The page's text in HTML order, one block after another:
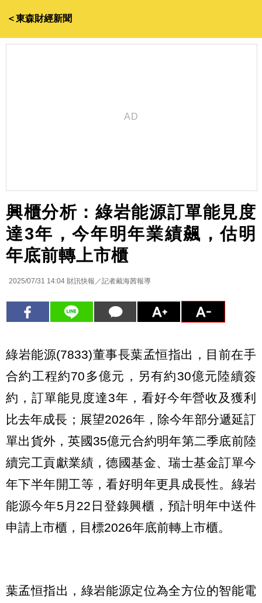
＜東森財經新聞
興櫃分析：綠岩能源訂單能見度
達3年，今年明年業績飆，估明
年底前轉上市櫃
2025/07/31 14:04 財訊快報／記者戴海茜報導
綠岩能源(7833)董事長葉孟恒指出，目前在手
合約工程約70多億元，另有約30億元陸續簽
約，訂單能見度達3年，看好今年營收及獲利
比去年成長；展望2026年，除今年部分遞延訂
單出貨外，英國35億元合約明年第二季底前陸
續完工貢獻業績，德國基金、瑞士基金訂單今
年下半年開工等，看好明年更具成長性。綠岩
能源今年5月22日登錄興櫃，預計明年中送件
申請上市櫃，目標2026年底前轉上市櫃。
葉孟恒指出，綠岩能源定位為全方位的智能電